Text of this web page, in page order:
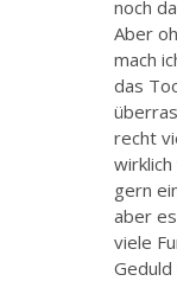
noch
Aber
mach
das
recht
gern
aber
viele
Geduld